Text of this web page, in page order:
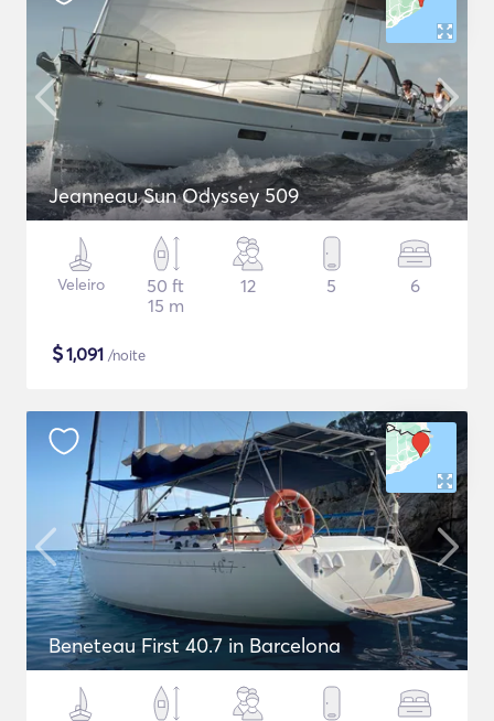
Jeanneau Sun Odyssey 509
Veleiro
50 ft
15 m
12 5 6
$1,091 /noite
Beneteau First 40.7 in Barcelona